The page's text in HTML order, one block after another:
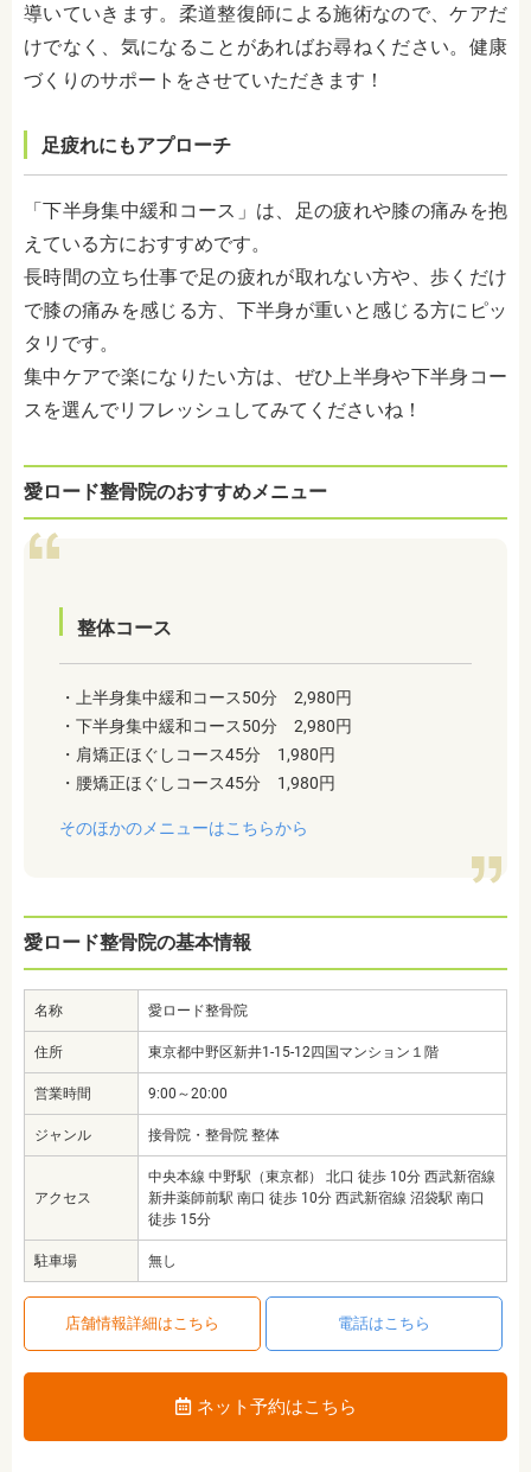
導いていきます。柔道整復師による施術なので、ケアだ
けでなく、気になることがあればお尋ねください。健康
づくりのサポートをさせていただきます！
足疲れにもアプローチ
「下半身集中緩和コース」は、足の疲れや膝の痛みを抱
えている方におすすめです。
長時間の立ち仕事で足の疲れが取れない方や、歩くだけ
で膝の痛みを感じる方、下半身が重いと感じる方にピッ
タリです。
集中ケアで楽になりたい方は、ぜひ上半身や下半身コー
スを選んでリフレッシュしてみてくださいね！
愛ロード整骨院のおすすめメニュー
整体コース
・上半身集中緩和コース50分 2,980円
・下半身集中緩和コース50分 2,980円
・肩矯正ほぐしコース45分 1,980円
・腰矯正ほぐしコース45分 1,980円
そのほかのメニューはこちらから
愛ロード整骨院の基本情報
名称 愛ロード整骨院
住所 東京都中野区新井1-15-12四国マンション１階
営業時間 9:00～20:00
ジャンル 接骨院・整骨院 整体
アクセス
中央本線 中野駅（東京都） 北口 徒歩 10分 西武新宿線
新井薬師前駅 南口 徒歩 10分 西武新宿線 沼袋駅 南口
徒歩 15分
駐車場 無し
店舗情報詳細はこちら 電話はこちら
ネット予約はこちら